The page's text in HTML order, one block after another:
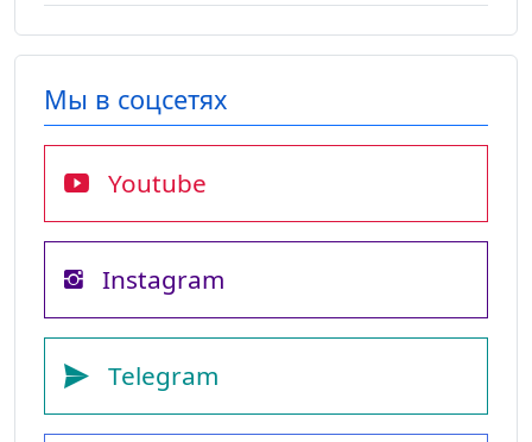
Мы в соцсетях
Youtube
Instagram
Telegram